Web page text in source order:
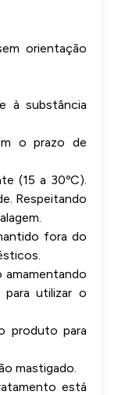
orientação
à substância
o prazo de
(15 a 30ºC).
Respeitando
fora do
amamentando
para utilizar o
produto para
mastigado.
está